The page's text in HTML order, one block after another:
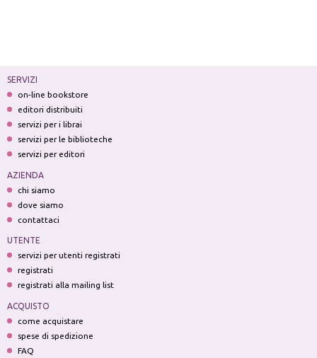
SERVIZI
on-line bookstore
editori distribuiti
servizi per i librai
servizi per le biblioteche
servizi per editori
AZIENDA
chi siamo
dove siamo
contattaci
UTENTE
servizi per utenti registrati
registrati
registrati alla mailing list
ACQUISTO
come acquistare
spese di spedizione
FAQ